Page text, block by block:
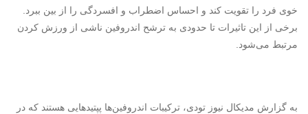
خوی فرد را تقویت کند و احساس اضطراب و افسردگی را از بین ببرد.
برخی از این تاثیرات تا حدودی به ترشح اندروفین ناشی از ورزش کردن
مرتبط می‌شود.
به گزارش مدیکال نیوز تودی، ترکیبات اندروفین‌ها پپتیدهایی هستند که در